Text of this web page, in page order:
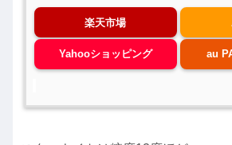
楽天市場
Yahooショッピング au